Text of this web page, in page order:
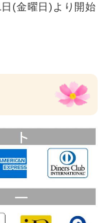
(金曜日)より開始